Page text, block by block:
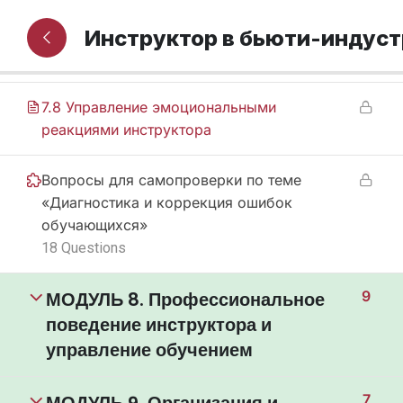
7.7 Закрепление корректного выполнения
7.8 Управление эмоциональными
реакциями инструктора
Вопросы для самопроверки по теме
«Диагностика и коррекция ошибок
обучающихся»
18 Questions
МОДУЛЬ 8. Профессиональное
поведение инструктора и
управление обучением
9
7
Инструктор в бьюти-